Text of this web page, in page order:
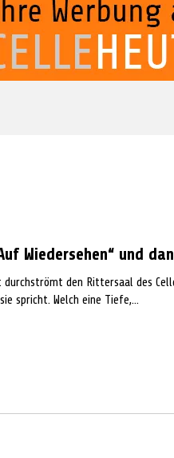
Wiedersehen“ und
durchströmt den Rittersaal des
spricht. Welch eine Tiefe,...